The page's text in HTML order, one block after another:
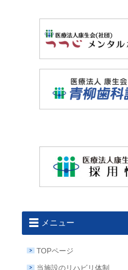
メニュー
TOPページ
当施設のリハビリ体制